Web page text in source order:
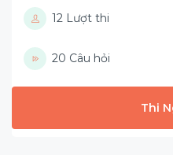
12 Lượt thi
20 Câu hỏi
Thi